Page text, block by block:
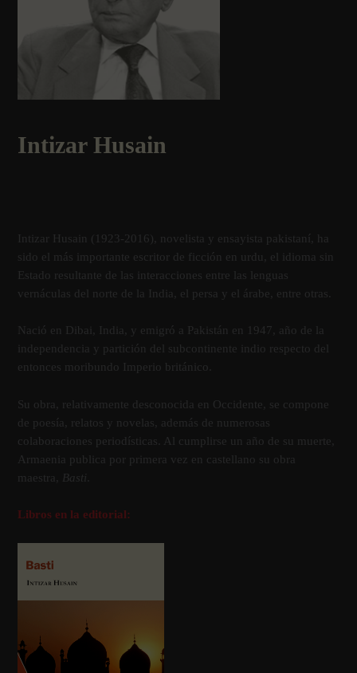
Intizar Husain
Intizar Husain (1923-2016), novelista y ensayista pakistaní­, ha
sido el más importante escritor de ficción en urdu, el idioma sin
Estado resultante de las interacciones entre las lenguas
vernáculas del norte de la India, el persa y el árabe, entre otras.
Nació en Dibai, India, y emigró a Pakistán en 1947, año de la
independencia y partición del subcontinente indio respecto del
entonces moribundo Imperio británico.
Su obra, relativamente desconocida en Occidente, se compone
de poesí­a, relatos y novelas, además de numerosas
colaboraciones periodí­sticas. Al cumplirse un año de su muerte,
Armaenia publica por primera vez en castellano su obra
maestra,
Basti
Libros en la editorial: